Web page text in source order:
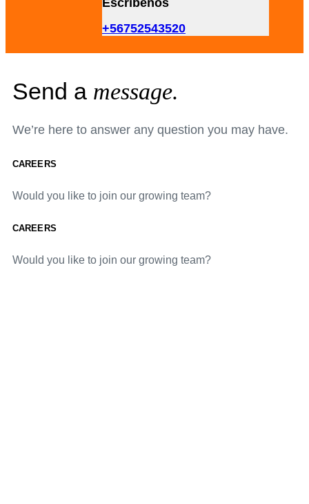
Escríbenos
+56752543520
Send a message.
We’re here to answer any question you may have.
CAREERS
Would you like to join our growing team?
CAREERS
Would you like to join our growing team?